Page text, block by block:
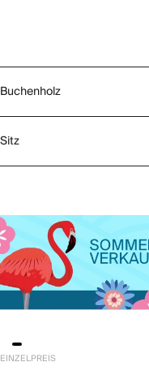
Buchenholz
Sitz
EINZELPREIS